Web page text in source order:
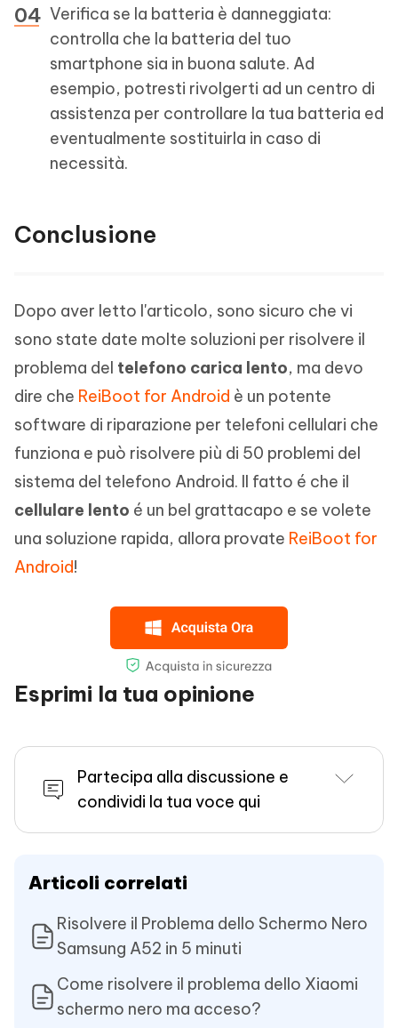
Verifica se la batteria è danneggiata:
controlla che la batteria del tuo
smartphone sia in buona salute. Ad
esempio, potresti rivolgerti ad un centro di
assistenza per controllare la tua batteria ed
eventualmente sostituirla in caso di
necessità.
Conclusione
Dopo aver letto l'articolo, sono sicuro che vi
sono state date molte soluzioni per risolvere il
problema del telefono carica lento, ma devo
dire che ReiBoot for Android è un potente
software di riparazione per telefoni cellulari che
funziona e può risolvere più di 50 problemi del
sistema del telefono Android. Il fatto é che il
cellulare lento é un bel grattacapo e se volete
una soluzione rapida, allora provate ReiBoot for
Android!
Esprimi la tua opinione
Partecipa alla discussione e
condividi la tua voce qui
Articoli correlati
Risolvere il Problema dello Schermo Nero
Samsung A52 in 5 minuti
Come risolvere il problema dello Xiaomi
schermo nero ma acceso?